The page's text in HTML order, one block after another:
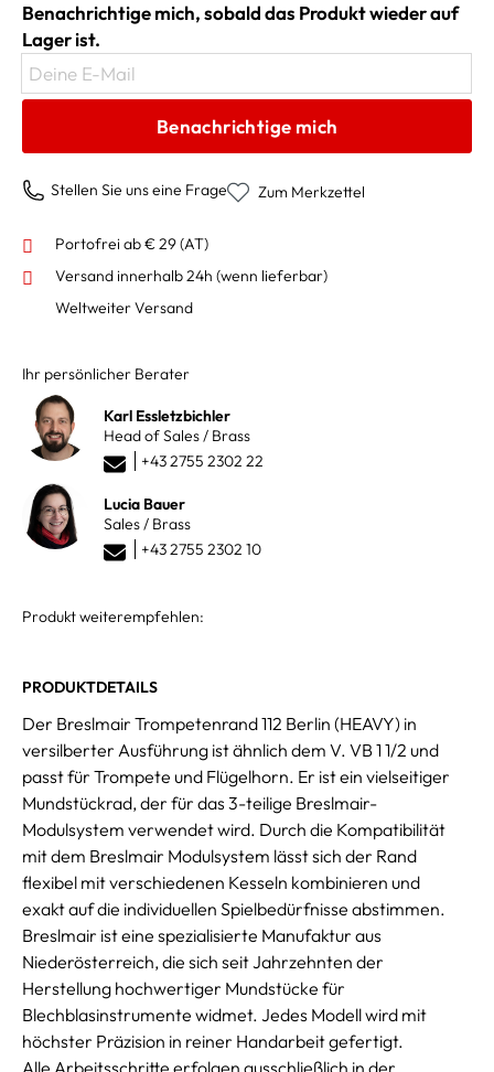
Benachrichtige mich, sobald das Produkt wieder auf
Lager ist.
Deine E-Mail
Benachrichtige mich
Stellen Sie uns eine Frage Zum Merkzettel
Portofrei ab € 29 (AT)
Versand innerhalb 24h (wenn lieferbar)
Weltweiter Versand
Ihr persönlicher Berater
Karl Essletzbichler
Head of Sales / Brass
+43 2755 2302 22
Lucia Bauer
Sales / Brass
+43 2755 2302 10
Produkt weiterempfehlen:
PRODUKTDETAILS
Der Breslmair Trompetenrand 112 Berlin (HEAVY) in
versilberter Ausführung ist ähnlich dem V. VB 1 1/2 und
passt für Trompete und Flügelhorn. Er ist ein vielseitiger
Mundstückrad, der für das 3-teilige Breslmair-
Modulsystem verwendet wird. Durch die Kompatibilität
mit dem Breslmair Modulsystem lässt sich der Rand
flexibel mit verschiedenen Kesseln kombinieren und
exakt auf die individuellen Spielbedürfnisse abstimmen.
Breslmair ist eine spezialisierte Manufaktur aus
Niederösterreich, die sich seit Jahrzehnten der
Herstellung hochwertiger Mundstücke für
Blechblasinstrumente widmet. Jedes Modell wird mit
höchster Präzision in reiner Handarbeit gefertigt.